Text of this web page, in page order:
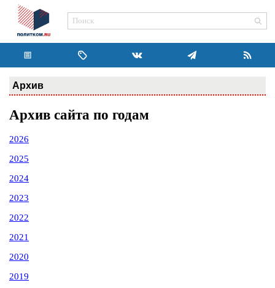
Архив
Архив сайта по годам
2026
2025
2024
2023
2022
2021
2020
2019